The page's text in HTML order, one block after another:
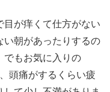
目が痒くて仕方がない
い朝があったりするの
でもお気に入りの
頭痛がするくらい疲